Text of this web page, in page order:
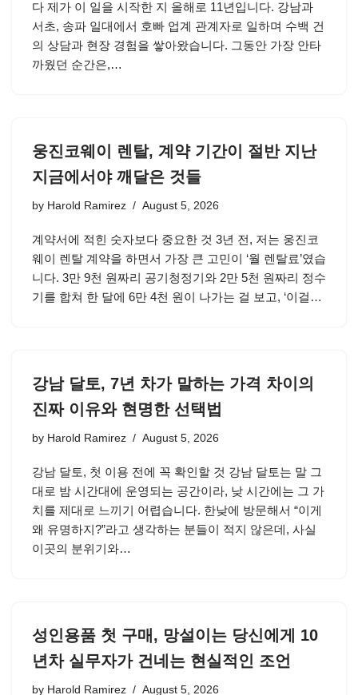
다 제가 이 일을 시작한 지 올해로 11년입니다. 강남과
서초, 송파 일대에서 호빠 업계 관계자로 일하며 수백 건
의 상담과 현장 경험을 쌓아왔습니다. 그동안 가장 안타
까웠던 순간은,…
웅진코웨이 렌탈, 계약 기간이 절반 지난
지금에서야 깨달은 것들
by Harold Ramirez August 5, 2026
계약서에 적힌 숫자보다 중요한 것 3년 전, 저는 웅진코
웨이 렌탈 계약을 하면서 가장 큰 고민이 ‘월 렌탈료’였습
니다. 3만 9천 원짜리 공기청정기와 2만 5천 원짜리 정수
기를 합쳐 한 달에 6만 4천 원이 나가는 걸 보고, ‘이걸…
강남 달토, 7년 차가 말하는 가격 차이의
진짜 이유와 현명한 선택법
by Harold Ramirez August 5, 2026
강남 달토, 첫 이용 전에 꼭 확인할 것 강남 달토는 말 그
대로 밤 시간대에 운영되는 공간이라, 낮 시간에는 그 가
치를 제대로 느끼기 어렵습니다. 한낮에 방문해서 “이게
왜 유명하지?”라고 생각하는 분들이 적지 않은데, 사실
이곳의 분위기와…
성인용품 첫 구매, 망설이는 당신에게 10
년차 실무자가 건네는 현실적인 조언
by Harold Ramirez August 5, 2026